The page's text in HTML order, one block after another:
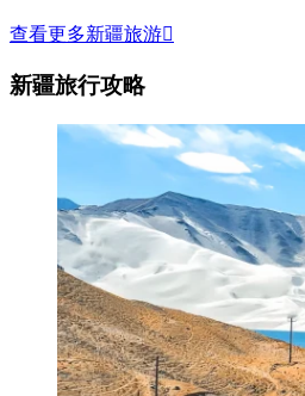
查看更多新疆旅游
新疆旅行攻略